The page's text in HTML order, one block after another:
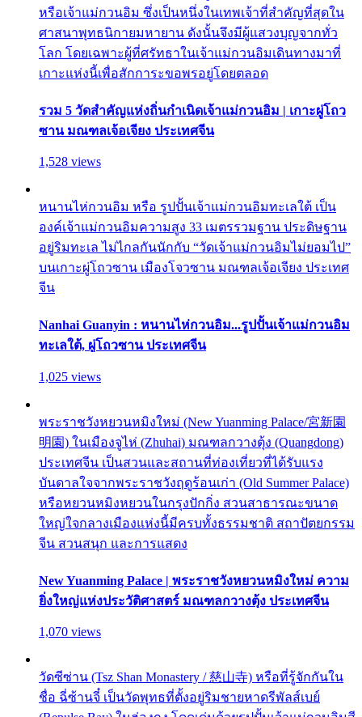
หรือเจ้าแม่กวนอิม ซึ่งเป็นหนึ่งในเทพเจ้าที่สำคัญที่สุดใน
ศาสนาพุทธนิกายมหายาน ดังนั้นจึงมีผู้แสวงบุญจากทั่ว
โลก โดยเฉพาะผู้ที่ศรัทธาในเจ้าแม่กวนอิมเดินทางมาที่
เกาะแห่งนี้เพื่อสักการะขอพรอยู่โดยตลอด
รวม 5 วัดสำคัญแห่งถิ่นกำเนิดเจ้าแม่กวนอิม | เกาะผู่โถว
ซาน มณฑลเจ้อเจียง ประเทศจีน
1,528 views
หนานไห่กวนอิม หรือ รูปปั้นเจ้าแม่กวนอิมทะเลใต้ เป็น
องค์เจ้าแม่กวนอิมความสูง 33 เมตรรวมฐาน ประดิษฐาน
อยู่ริมทะเล ไม่ไกลกันนักกับ “วัดเจ้าแม่กวนอิมไม่ยอมไป”
บนเกาะผู่โถวซาน เมืองโจวซาน มณฑลเจ้อเจียง ประเทศ
จีน
Nanhai Guanyin : หนานไห่กวนอิม...รูปปั้นเจ้าแม่กวนอิม
ทะเลใต้, ผู่โถวซาน ประเทศจีน
1,025 views
พระราชวังหยวนหมิงใหม่ (New Yuanming Palace/宮新園
明園) ในเมืองจูไห่ (Zhuhai) มณฑลกวางตุ้ง (Quangdong)
ประเทศจีน เป็นสวนและสถานที่ท่องเที่ยวที่ได้รับแรง
บันดาลใจจากพระราชวังฤดูร้อนเก่า (Old Summer Palace)
หรือหยวนหมิงหยวนในกรุงปักกิ่ง สวนสาธารณะขนาด
ใหญ่ใจกลางเมืองแห่งนี้มีครบทั้งธรรมชาติ สถาปัตยกรรม
จีน สวนสนุก และการแสดง
New Yuanming Palace | พระราชวังหยวนหมิงใหม่ ความ
ยิ่งใหญ่แห่งประวัติศาสตร์ มณฑลกวางตุ้ง ประเทศจีน
1,070 views
วัดซีซ่าน (Tsz Shan Monastery / 慈山寺) หรือที่รู้จักกันใน
ชื่อ ฉี่ซ้านจี๋ เป็นวัดพุทธที่ตั้งอยู่ริมชายหาดรีพัลส์เบย์